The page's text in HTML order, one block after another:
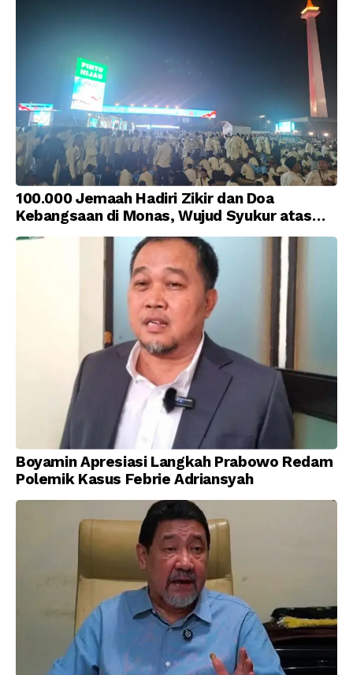
100.000 Jemaah Hadiri Zikir dan Doa
Kebangsaan di Monas, Wujud Syukur atas
Kemerdekaan Indonesia
Boyamin Apresiasi Langkah Prabowo Redam
Polemik Kasus Febrie Adriansyah